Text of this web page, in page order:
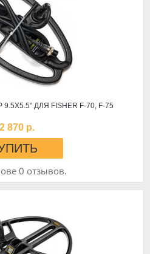
ДЛЯ FISHER F-70, F-75
870 р.